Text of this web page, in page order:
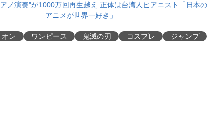
ノ演奏"が1000万回再生越え 正体は台湾人ピアニスト「日本の
アニメが世界一好き」
ン ワンピース 鬼滅の刃 コスプレ ジャンプ